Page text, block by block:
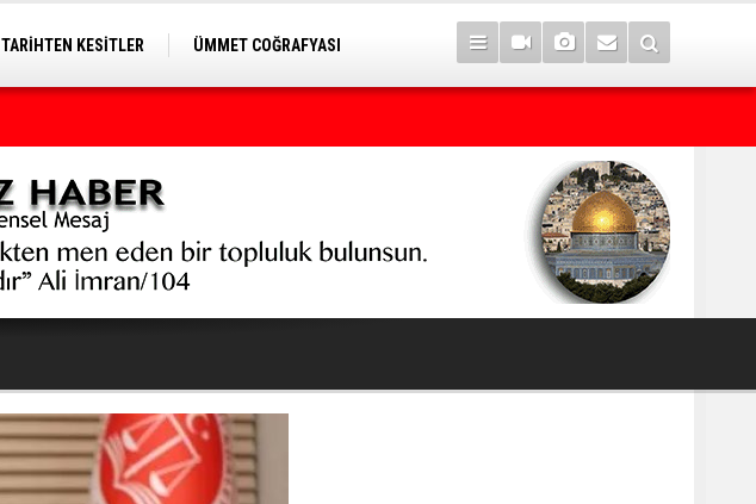
TARİHTEN KESİTLER
ÜMMET COĞRAFYASI